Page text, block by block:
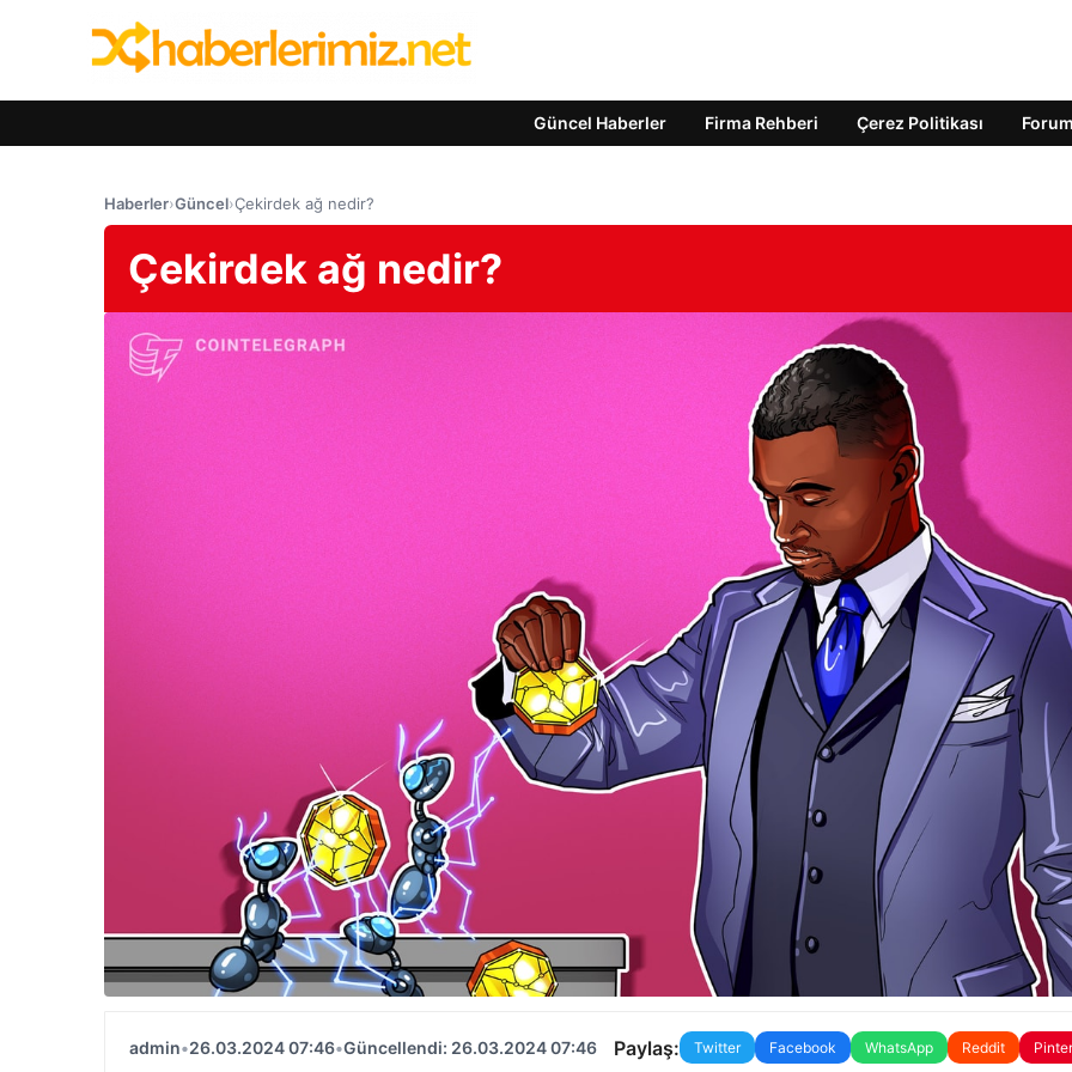
Güncel Haberler Firma Rehberi Çerez Politikası Forum
Haberler›Güncel›Çekirdek ağ nedir?
Çekirdek ağ nedir?
admin•26.03.2024 07:46•Güncellendi: 26.03.2024 07:46 Paylaş: Twitter Facebook WhatsApp Reddit